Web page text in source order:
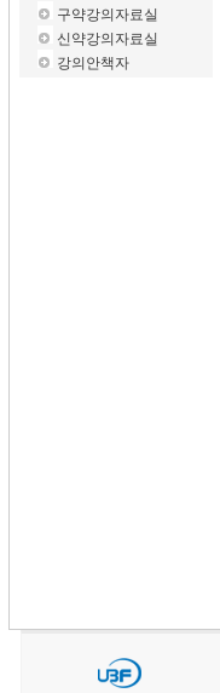
구약강의자료실
신약강의자료실
강의안책자